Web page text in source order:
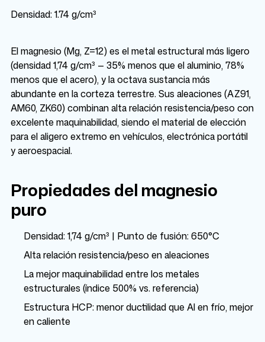
Densidad: 1.74 g/cm³
El magnesio (Mg, Z=12) es el metal estructural más ligero
(densidad 1,74 g/cm³ — 35% menos que el aluminio, 78%
menos que el acero), y la octava sustancia más
abundante en la corteza terrestre. Sus aleaciones (AZ91,
AM60, ZK60) combinan alta relación resistencia/peso con
excelente maquinabilidad, siendo el material de elección
para el aligero extremo en vehículos, electrónica portátil
y aeroespacial.
Propiedades del magnesio
puro
Densidad: 1,74 g/cm³ | Punto de fusión: 650°C
Alta relación resistencia/peso en aleaciones
La mejor maquinabilidad entre los metales
estructurales (índice 500% vs. referencia)
Estructura HCP: menor ductilidad que Al en frío, mejor
en caliente